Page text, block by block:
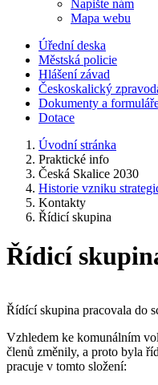
Napište nám
Mapa webu
Úřední deska
Městská policie
Hlášení závad
Českoskalický
Dokumenty a
Dotace
Úvodní stránka
Praktické info
Česká Skalice 2030
Historie vzniku
Kontakty
Řídicí skupina
Řídicí
Řídící skupina pracovala do
Vzhledem ke komunálním
členů změnily, a proto byla
pracuje v tomto složení: